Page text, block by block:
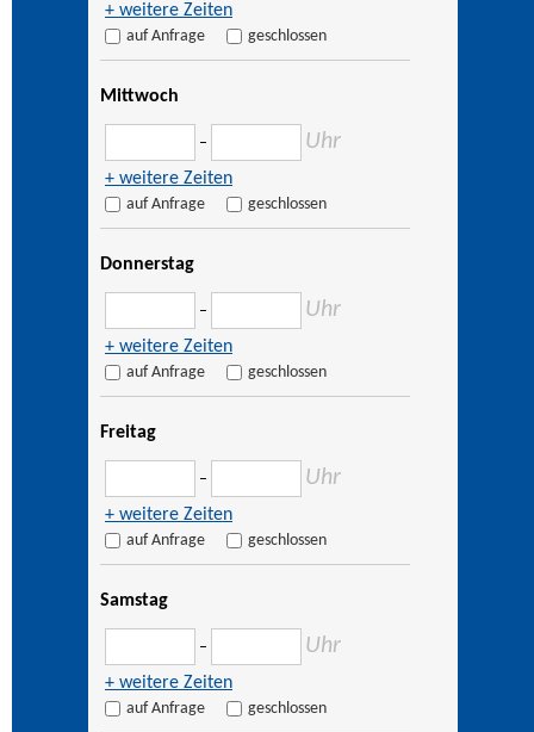
+ weitere Zeiten
auf Anfrage geschlossen
Mittwoch
– Uhr
+ weitere Zeiten
auf Anfrage geschlossen
Donnerstag
– Uhr
+ weitere Zeiten
auf Anfrage geschlossen
Freitag
– Uhr
+ weitere Zeiten
auf Anfrage geschlossen
Samstag
– Uhr
+ weitere Zeiten
auf Anfrage geschlossen